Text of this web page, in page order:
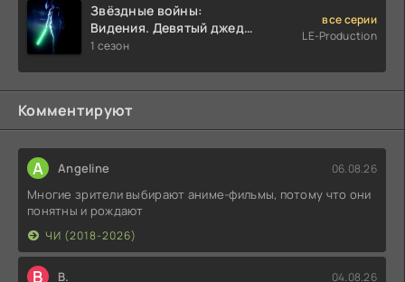
Звёздные войны:
Видения. Девятый джедай
(2026)
1 сезон
все серии
LE-Production
Комментируют
A Angeline 06.08.26
Многие зрители выбирают аниме-фильмы, потому что они
понятны и рождают
ЧИ (2018-2026)
В В. 04.08.26